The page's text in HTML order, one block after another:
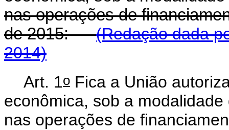
nas operações de
de 2015:(Redação dada
2014)
Art. 1o Fica a União
econômica, sob a
nas operações de